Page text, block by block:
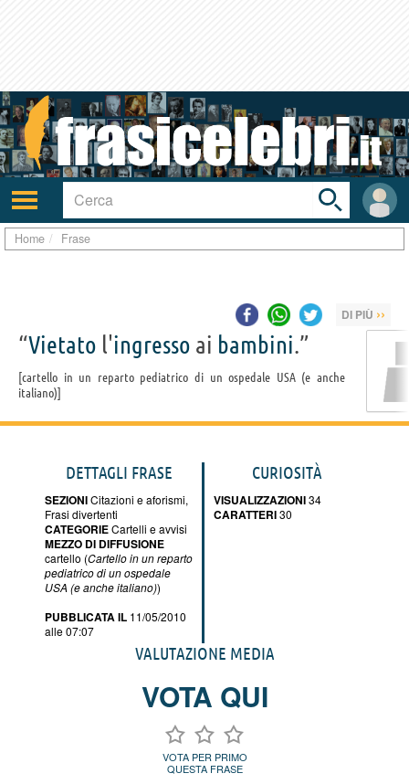
Attiva/disattiva
navigazione
User
area
Toggle
search
bar
Home Frase
DI PIÙ ››
“Vietato l'ingresso ai bambini.”
cartello in un reparto pediatrico di un ospedale USA (e anche
italiano)
DETTAGLI FRASE
SEZIONICitazioni e aforismi,
Frasi divertenti
CATEGORIECartelli e avvisi
MEZZO DI DIFFUSIONE
cartello (Cartello in un reparto
pediatrico di un ospedale
USA (e anche italiano))
PUBBLICATA IL 11/05/2010
alle 07:07
CURIOSITÀ
VISUALIZZAZIONI34
CARATTERI30
VALUTAZIONE MEDIA
VOTA QUI
VOTA PER PRIMO
QUESTA FRASE